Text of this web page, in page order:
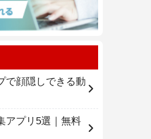
で顔隠しできる動
アプリ5選｜無料